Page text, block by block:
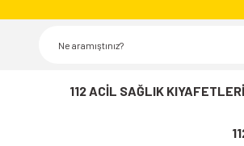
112 ACİL SAĞLIK KIYAFETLERİ